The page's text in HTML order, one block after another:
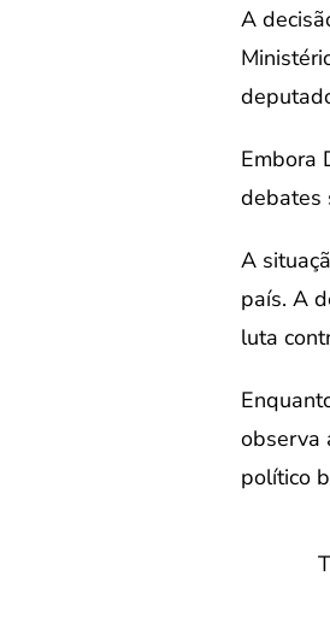
A
Embora
debates
A
país. A
luta
observa
político